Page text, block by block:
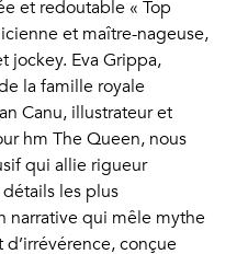
et redoutable « Top
et maître-nageuse,
jockey. Eva Grippa,
la famille royale
Canu, illustrateur et
hm The Queen, nous
qui allie rigueur
les plus
narrative qui mêle mythe
conçue